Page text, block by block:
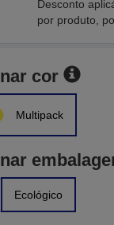
Desconto
por produto,
cor
Multipack
Ecológico